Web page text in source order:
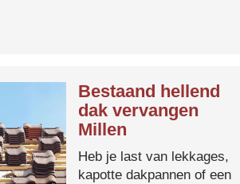
Bestaand hellend
dak vervangen
Millen
Heb je last van lekkages,
kapotte dakpannen of een